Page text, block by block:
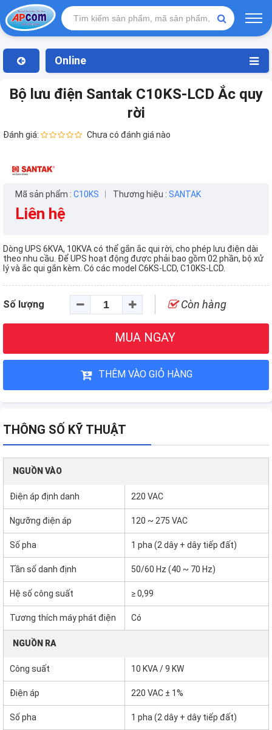
Online
Bộ lưu điện Santak C10KS-LCD Ắc quy
rời
Đánh giá: Chưa có đánh giá nào
Mã sản phẩm : C10KS Thương hiệu : SANTAK
Liên hệ
Dòng UPS 6KVA, 10KVA có thể gắn ắc qui rời, cho phép lưu điện dài
theo nhu cầu. Để UPS hoạt động được phải bao gồm 02 phần, bộ xử
lý và ắc qui gắn kèm. Có các model C6KS-LCD, C10KS-LCD.
Số lượng Còn hàng
MUA NGAY
THÊM VÀO GIỎ HÀNG
THÔNG SỐ KỸ THUẬT
NGUỒN VÀO
Điện áp định danh 220 VAC
Ngưỡng điện áp 120 ~ 275 VAC
Số pha 1 pha (2 dây + dây tiếp đất)
Tần số danh định 50/60 Hz (40 ~ 70 Hz)
Hệ số công suất ≥ 0,99
Tương thích máy phát điện Có
NGUỒN RA
Công suất 10 KVA / 9 KW
Điện áp 220 VAC ± 1%
Số pha 1 pha (2 dây + dây tiếp đất)